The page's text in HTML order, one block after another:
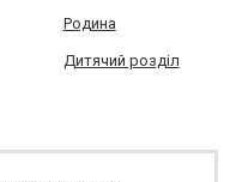
Родина
Дитячий розділ